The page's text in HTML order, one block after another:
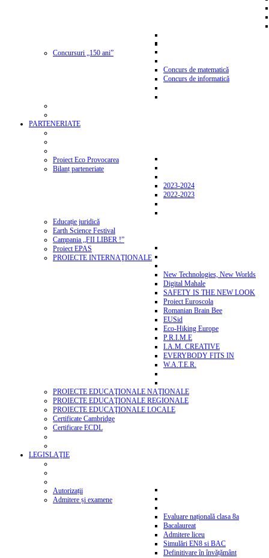
Concursuri „150 ani”
Concurs de matematică
Concurs de informatică
PARTENERIATE
Proiect Eco Provocarea
Bilanț parteneriate
2023-2024
2022-2023
Educație juridică
Earth Science Festival
Campania „FII LIBER !”
Proiect EPAS
PROIECTE INTERNAŢIONALE
New Technologies, New Worlds
Digital Mahale
SAFETY IS THE NEW LOOK
Proiect Euroscola
Romanian Brain Bee
EUSid
Eco-Hiking Europe
P.R.I.M.E
I.A.M. CREATIVE
EVERYBODY FITS IN
W.A.T.E.R.
PROIECTE EDUCAŢIONALE NAŢIONALE
PROIECTE EDUCAŢIONALE REGIONALE
PROIECTE EDUCAŢIONALE LOCALE
Certificate Cambridge
Certificare ECDL
LEGISLAŢIE
Autorizații
Admitere și examene
Evaluare națională clasa 8a
Bacalaureat
Admitere liceu
Simulări EN8 si BAC
Definitivare în învățământ